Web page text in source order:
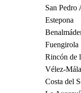
San Pedro
Estepona
Fuengirola
Rincón de
Vélez-
Costa del